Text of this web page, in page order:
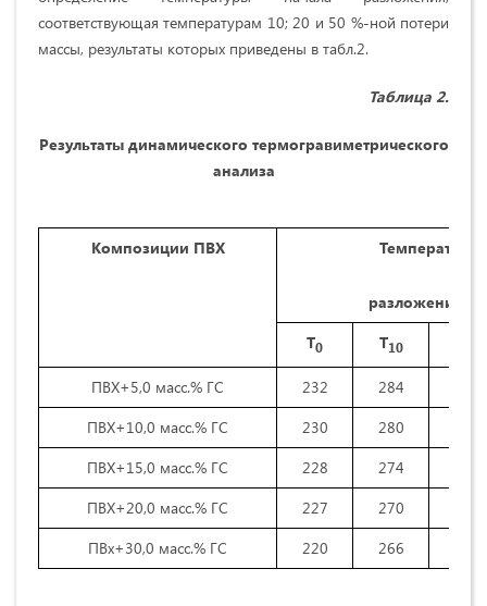
соответствующая температурам 10; 20 и 50 %-ной потери
массы, результаты которых приведены в табл.2.
Таблица 2.
Результаты динамического термогравиметрического
анализа
Композиции ПВХ Температура
разложения,
Т0 Т10
ПВХ+5,0 масс.% ГС 232 284
ПВХ+10,0 масс.% ГС
230 280
ПВХ+15,0 масс.% ГС
228 274
ПВХ+20,0 масс.% ГС
227 270
ПВх+30,0 масс.% ГС
220 266